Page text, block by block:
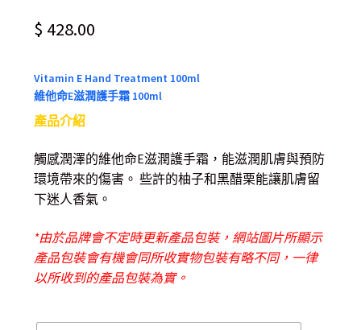
$ 428.00
Vitamin E Hand Treatment 100ml
維他命E滋潤護手霜 100ml
產品介紹
觸感潤澤的維他命E滋潤護手霜，能滋潤肌膚與預防
環境帶來的傷害。 些許的柚子和黑醋栗能讓肌膚留
下迷人香氣。
*由於品牌會不定時更新產品包裝，網站圖片所顯示
產品包裝會有機會同所收實物包裝有略不同，一律
以所收到的產品包裝為實。